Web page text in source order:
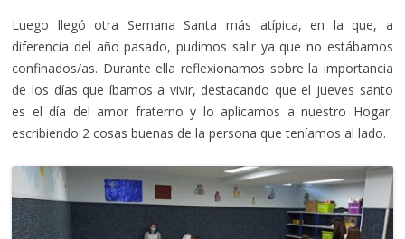
Luego llegó otra Semana Santa más atípica, en la que, a
diferencia del año pasado, pudimos salir ya que no estábamos
confinados/as. Durante ella reflexionamos sobre la importancia
de los días que íbamos a vivir, destacando que el jueves santo
es el día del amor fraterno y lo aplicamos a nuestro Hogar,
escribiendo 2 cosas buenas de la persona que teníamos al lado.